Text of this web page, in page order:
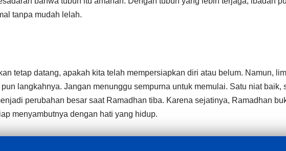
tanpa mudah lelah.
tetap datang, apakah kita telah mempersiapkan diri atau belum. Namun,
langkahnya. Jangan menunggu sempurna untuk memulai. Satu niat baik,
perubahan besar saat Ramadhan tiba. Karena sejatinya, Ramadhan
menyambutnya dengan hati yang hidup.